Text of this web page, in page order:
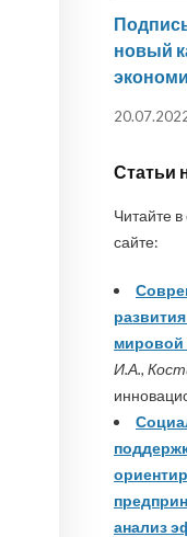
новый
Статьи
Читайте
сайте:
мировой
И.А.,
анализ